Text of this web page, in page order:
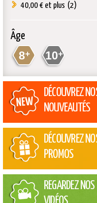
40,00 € et plus (2)
Âge
8+ 10+
DÉCOUVREZ
NOUVEAUTÉS
DÉCOUVREZ
PROMOS
REGARDEZ NOS